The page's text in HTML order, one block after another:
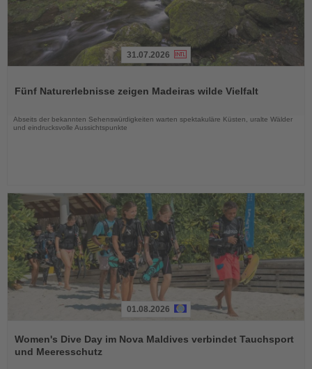
die
31.07.2026
Fünf Naturerlebnisse zeigen Madeiras wilde Vielfalt
Abseits der bekannten Sehenswürdigkeiten warten spektakuläre Küsten, uralte Wälder
und eindrucksvolle Aussichtspunkte
Sie
die
01.08.2026
Women's Dive Day im Nova Maldives verbindet Tauchsport
und Meeresschutz